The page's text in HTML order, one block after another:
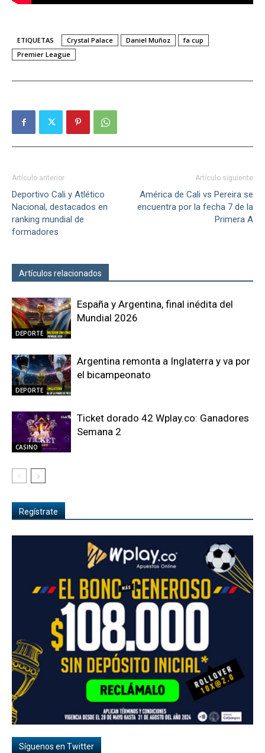
ETIQUETAS Crystal Palace Daniel Muñoz
fa cup
Premier League
Artículo anterior
Deportivo Cali y Atlético
Nacional, destacados en
ranking mundial de
formadores
Artículo siguiente
América de Cali vs Pereira se
encuentra por la fecha 7 de la
Primera A
Artículos relacionados
DEPORTE
España y Argentina, final inédita del
Mundial 2026
DEPORTE
Argentina remonta a Inglaterra y va por
el bicampeonato
CASINO
Ticket dorado 42 Wplay.co: Ganadores
Semana 2
Regístrate
Síguenos en Twitter